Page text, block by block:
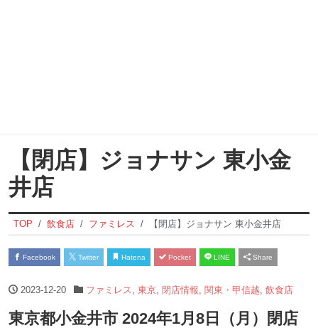
【閉店】ジョナサン 東小金
井店
TOP 飲食店 ファミレス 【閉店】ジョナサン 東小金井店
Facebook Twitter Hatena Pocket LINE Share
2023-12-20 ファミレス 東京, 閉店情報 関東・甲信越 飲食店
東京都小金井市 2024年1月8日（月）閉店